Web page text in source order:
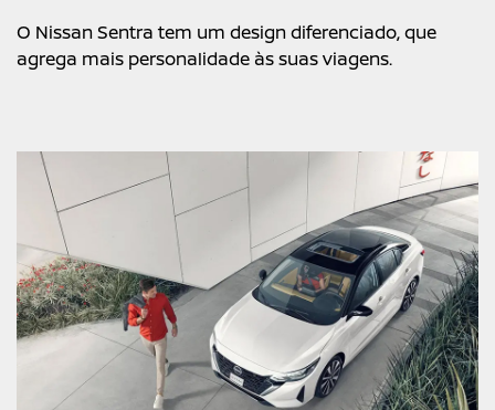
O Nissan Sentra tem um design diferenciado, que
agrega mais personalidade às suas viagens.​